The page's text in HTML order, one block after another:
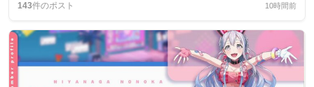
143件のポスト 10時間前